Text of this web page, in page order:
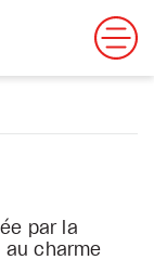
par la
charme